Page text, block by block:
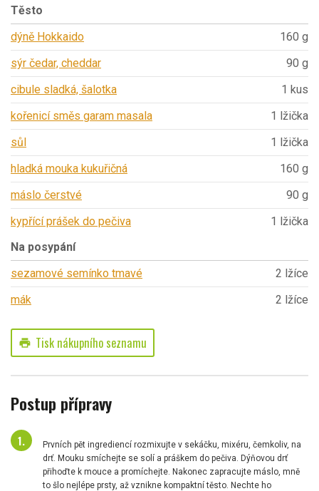
Těsto
dýně Hokkaido
160 g
sýr čedar, cheddar
90 g
cibule sladká, šalotka
1 kus
kořenicí směs garam masala
1 lžička
sůl
1 lžička
hladká mouka kukuřičná
160 g
máslo čerstvé
90 g
kypřící prášek do pečiva
1 lžička
Na posypání
sezamové semínko tmavé
2 lžíce
mák
2 lžíce
print Tisk nákupního seznamu
Postup přípravy
Prvních pět ingrediencí rozmixujte v sekáčku, mixéru, čemkoliv, na
drť. Mouku smíchejte se solí a práškem do pečiva. Dýňovou drť
přihoďte k mouce a promíchejte. Nakonec zapracujte máslo, mně
to šlo nejlépe prsty, až vznikne kompaktní těsto. Nechte ho